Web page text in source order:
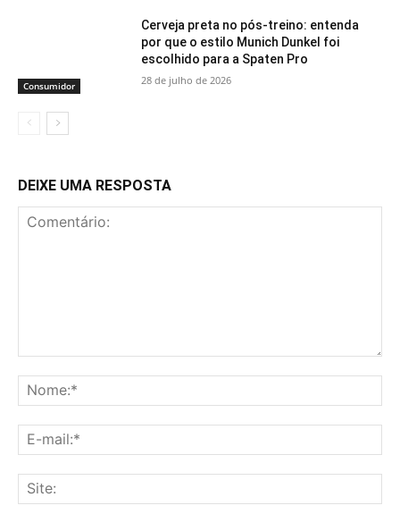
Consumidor
Cerveja preta no pós-treino: entenda
por que o estilo Munich Dunkel foi
escolhido para a Spaten Pro
28 de julho de 2026
DEIXE UMA RESPOSTA